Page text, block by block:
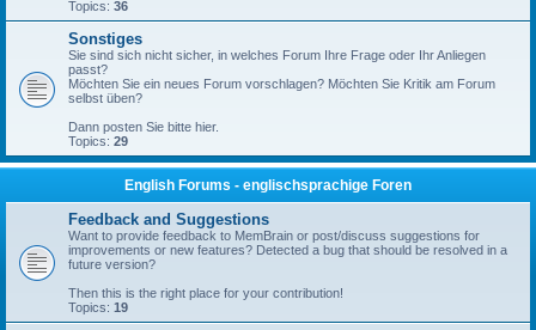
Topics: 36
Sonstiges
Sie sind sich nicht sicher, in welches Forum Ihre Frage oder Ihr Anliegen
passt?
Möchten Sie ein neues Forum vorschlagen? Möchten Sie Kritik am Forum
selbst üben?
Dann posten Sie bitte hier.
Topics: 29
English Forums - englischsprachige Foren
Feedback and Suggestions
Want to provide feedback to MemBrain or post/discuss suggestions for
improvements or new features? Detected a bug that should be resolved in a
future version?
Then this is the right place for your contribution!
Topics: 19